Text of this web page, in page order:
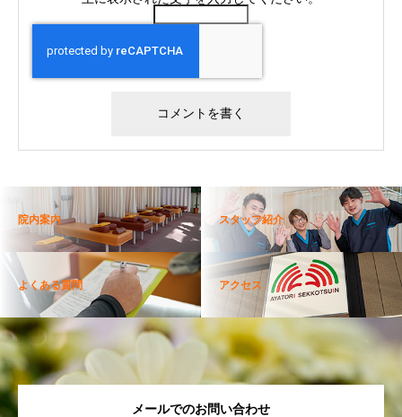
院内案内 スタッフ紹介
よくある質問 アクセス
メールでのお問い合わせ